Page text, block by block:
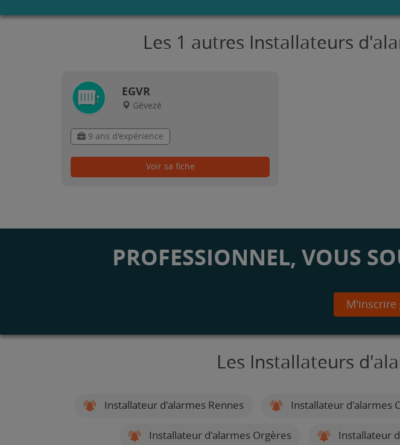
Les 1 autres Installateurs
EGVR
Gévezé
9 ans d'expérience
Voir sa fiche
PROFESSIONNEL, VOUS
M'inscrire
Les Installateurs
Installateur d'alarmes Rennes Installateur d'alarmes
Installateur d'alarmes Orgères Installateur